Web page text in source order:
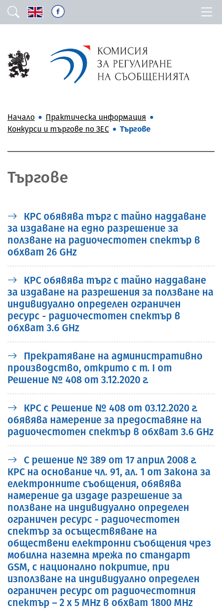
Начало
Практическа информация
Конкурси и търгове по ЗЕС
Търгове
Търгове
КРС обявява търг с тайно наддаване
за издаване на едно разрешение за
ползване на радиочестотен спектър в
обхват 26 GHz
КРС обявява търг с тайно наддаване
за издаване на разрешения за ползване на
индивидуално определен ограничен
ресурс - радиочестотен спектър в
обхват 3.6 GHz
Прекратяване на административно
производство, открито с т. I от
Решение № 408 от 3.12.2020 г.
КРС с Решение № 408 от 03.12.2020 г.
обявява намерение за предоставяне на
радиочестотен спектър в обхват 3.6 GHz
С решение № 389 от 17 април 2008 г.
КРС на основание чл. 91, ал. 1 от Закона за
електронните съобщения, обявява
намерение да издаде разрешение за
ползване на индивидуално определен
ограничен ресурс - радиочестотен
спектър за осъществяване на
обществени електронни съобщения чрез
мобилна наземна мрежа по стандарт
GSM, с национално покритие, при
използване на индивидуално определен
ограничен ресурс от радиочестотния
спектър – 2 х 5 MHz в обхват 1800 MHz